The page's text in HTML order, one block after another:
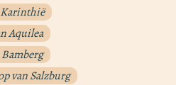
Aquilea
van Salzburg